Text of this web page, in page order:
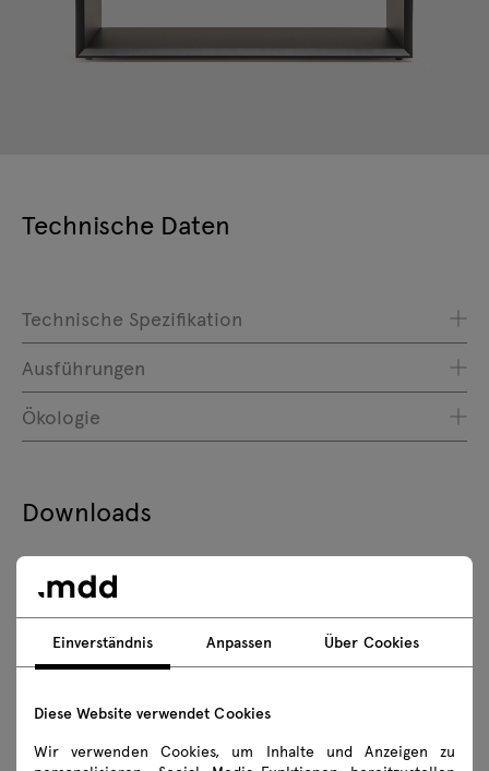
Technische Daten
Technische Spezifikation
Ausführungen
Ökologie
Downloads
Herunterladen
Katalog
Sicherheitsregeln
Einverständnis Anpassen Über Cookies
Diese Website verwendet Cookies
Wir verwenden Cookies, um Inhalte und Anzeigen zu